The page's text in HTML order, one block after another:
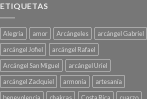
ETIQUETAS
Alegría amor Arcángeles
arcángel Gabriel
arcángel Jofiel
arcángel Rafael
Arcángel San Miguel
arcángel Uriel
arcángel Zadquiel
armonía
artesanía